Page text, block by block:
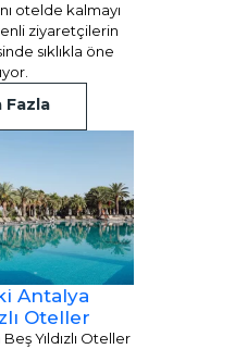
otelde kalmayı
ziyaretçilerin
sıklıkla öne
Fazla
Antalya
Oteller
Yıldızlı Oteller